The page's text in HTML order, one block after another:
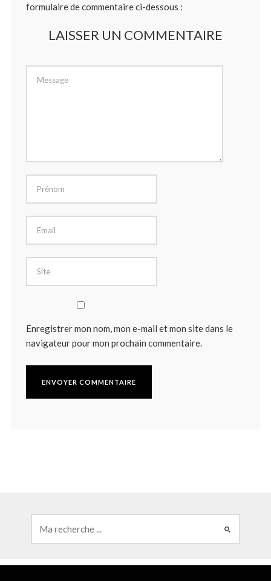
formulaire de commentaire ci-dessous :
LAISSER UN COMMENTAIRE
Enregistrer mon nom, mon e-mail et mon site dans le
navigateur pour mon prochain commentaire.